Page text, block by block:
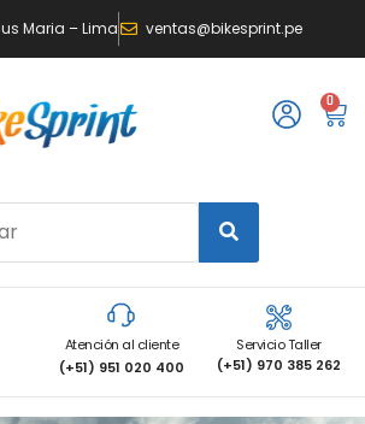
Maria – Lima ventas@bikesprint.pe
0
Atención al cliente
(+51) 951 020 400
Servicio Taller
(+51) 970 385 262